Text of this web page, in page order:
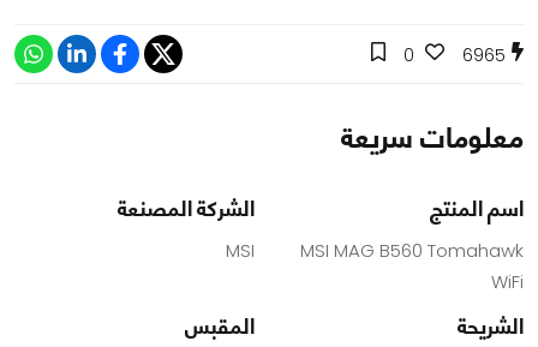
6965
0
معلومات سريعة
اسم المنتج
MSI MAG B560 Tomahawk
WiFi
الشركة المصنعة
MSI
الشريحة المقبس